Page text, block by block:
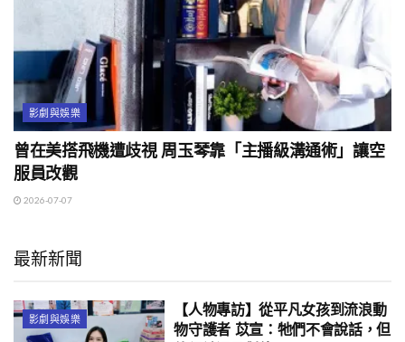
影劇與娛樂
曾在美搭飛機遭歧視 周玉琴靠「主播級溝通術」讓空
服員改觀
2026-07-07
最新新聞
影劇與娛樂
【人物專訪】從平凡女孩到流浪動
物守護者 苡宣：牠們不會說話，但